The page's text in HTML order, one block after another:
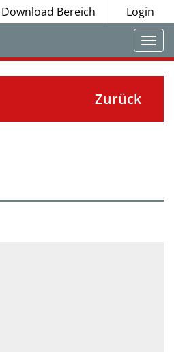
Download Bereich Login
Zurück